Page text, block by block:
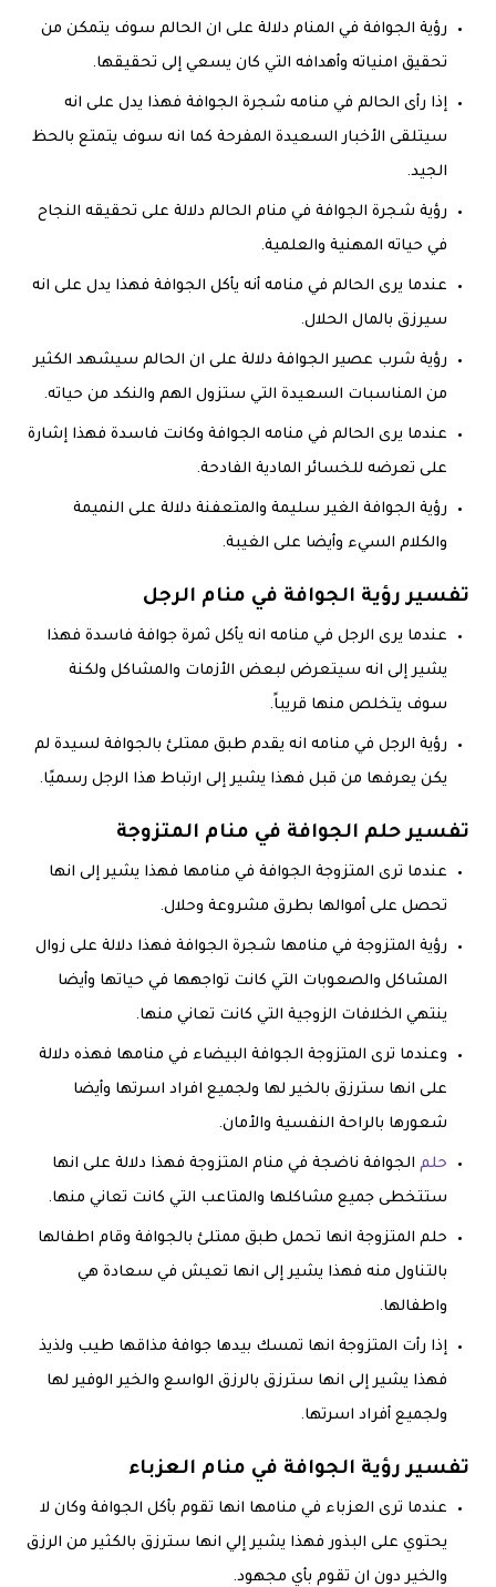
رؤية الجوافة في المنام دلالة على ان الحالم سوف يتمكن من
تحقيق امنياته وأهدافه التي كان يسعي إلى تحقيقها.
إذا رأى الحالم في منامه شجرة الجوافة فهذا يدل على انه
سيتلقى الأخبار السعيدة المفرحة كما انه سوف يتمتع بالحظ
الجيد.
رؤية شجرة الجوافة في منام الحالم دلالة على تحقيقه النجاح
في حياته المهنية والعلمية.
عندما يرى الحالم في منامه أنه يأكل الجوافة فهذا يدل على انه
سيرزق بالمال الحلال.
رؤية شرب عصير الجوافة دلالة على ان الحالم سيشهد الكثير
من المناسبات السعيدة التي ستزول الهم والنكد من حياته.
عندما يرى الحالم في منامه الجوافة وكانت فاسدة فهذا إشارة
على تعرضه للخسائر المادية الفادحة.
رؤية الجوافة الغير سليمة والمتعفنة دلالة على النميمة
والكلام السيء وأيضا على الغيبة.
تفسير رؤية الجوافة في منام الرجل
عندما يرى الرجل في منامه انه يأكل ثمرة جوافة فاسدة فهذا
يشير إلى انه سيتعرض لبعض الأزمات والمشاكل ولكنة
سوف يتخلص منها قريباً.
رؤية الرجل في منامه انه يقدم طبق ممتلئ بالجوافة لسيدة لم
يكن يعرفها من قبل فهذا يشير إلى ارتباط هذا الرجل رسميًا.
تفسير حلم الجوافة في منام المتزوجة
عندما ترى المتزوجة الجوافة في منامها فهذا يشير إلى انها
تحصل على أموالها بطرق مشروعة وحلال.
‏رؤية المتزوجة في منامها شجرة الجوافة ‏فهذا دلالة على زوال
المشاكل والصعوبات التي كانت تواجهها في حياتها ‏وأيضا
ينتهي الخلافات الزوجية التي كانت تعاني منها.
وعندما ترى المتزوجة الجوافة البيضاء في منامها فهذه دلالة
على انها سترزق بالخير لها ولجميع افراد اسرتها ‏وأيضا
شعورها بالراحة النفسية والأمان.
حلم الجوافة ناضجة في منام المتزوجة فهذا دلالة على انها
ستتخطى جميع مشاكلها والمتاعب التي كانت تعاني منها.
حلم المتزوجة انها تحمل طبق ممتلئ بالجوافة وقام اطفالها
بالتناول منه فهذا يشير إلى انها تعيش في سعادة هي
واطفالها.
إذا رأت المتزوجة انها تمسك بيدها جوافة مذاقها طيب ولذيذ
فهذا يشير إلى انها سترزق بالرزق الواسع والخير الوفير لها
ولجميع أفراد اسرتها.
تفسير رؤية الجوافة في منام العزباء
عندما ترى العزباء في منامها انها تقوم بأكل الجوافة وكان لا
يحتوي على البذور فهذا يشير إلي انها سترزق بالكثير من الرزق
والخير دون ان تقوم بأي مجهود.